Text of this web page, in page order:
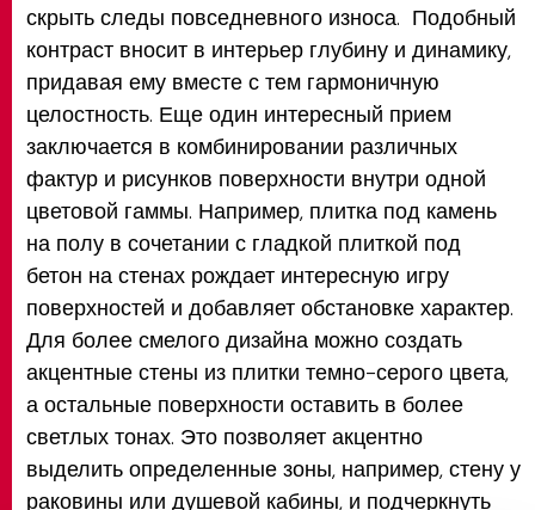
скрыть следы повседневного износа. Подобный
контраст вносит в интерьер глубину и динамику,
придавая ему вместе с тем гармоничную
целостность. Еще один интересный прием
заключается в комбинировании различных
фактур и рисунков поверхности внутри одной
цветовой гаммы. Например, плитка под камень
на полу в сочетании с гладкой плиткой под
бетон на стенах рождает интересную игру
поверхностей и добавляет обстановке характер.
Для более смелого дизайна можно создать
акцентные стены из плитки темно-серого цвета,
а остальные поверхности оставить в более
светлых тонах. Это позволяет акцентно
выделить определенные зоны, например, стену у
раковины или душевой кабины, и подчеркнуть